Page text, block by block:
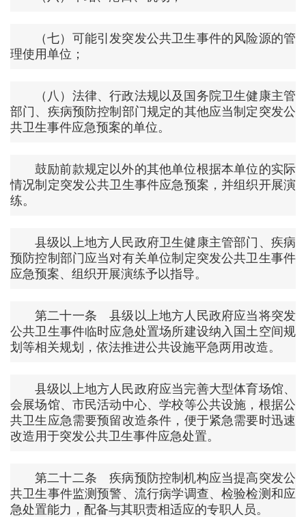
（七）可能引发突发公共卫生事件的风险源的管
理使用单位；
（八）法律、行政法规以及国务院卫生健康主管
部门、疾病预防控制部门规定的其他应当制定突发公
共卫生事件应急预案的单位。
鼓励前款规定以外的其他单位根据本单位的实际
情况制定突发公共卫生事件应急预案，并组织开展演
练。
县级以上地方人民政府卫生健康主管部门、疾病
预防控制部门应当对有关单位制定突发公共卫生事件
应急预案、组织开展演练予以指导。
第二十一条 县级以上地方人民政府应当将突发
公共卫生事件临时应急处置场所建设纳入国土空间规
划等相关规划，依法推进公共设施平急两用改造。
县级以上地方人民政府应当完善大型体育场馆、
会展场馆、市民活动中心、学校等公共设施，根据公
共卫生应急需要预留改造条件，便于紧急需要时迅速
改造用于突发公共卫生事件应急处置。
第二十二条 疾病预防控制机构应当提高突发公
共卫生事件监测预警、流行病学调查、检验检测和应
急处置能力，配备与其职责相适应的专职人员。